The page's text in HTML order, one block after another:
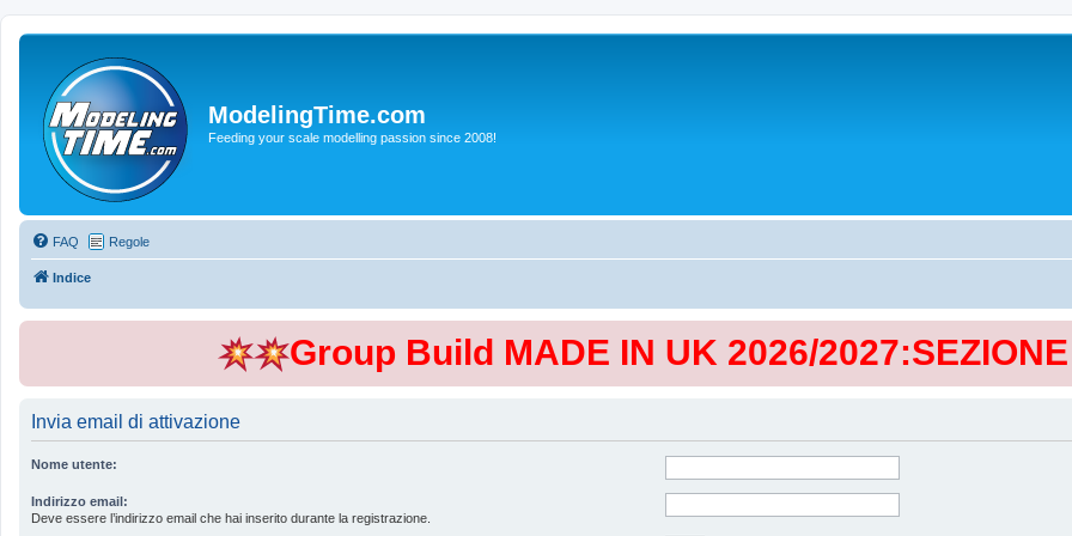
ModelingTime.com
Feeding your scale modelling passion since 2008!
FAQ Regole
Indice
Group Build MADE IN UK 2026/
Invia email di attivazione
Nome utente:
Indirizzo email:
Deve essere l’indirizzo email che hai inserito durante la registrazione.